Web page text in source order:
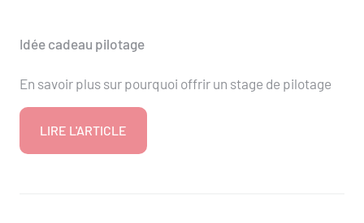
Idée cadeau pilotage
En savoir plus sur pourquoi offrir un stage de pilotage
LIRE L'ARTICLE